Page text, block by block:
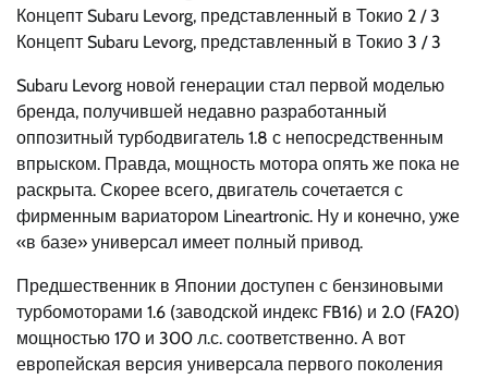
Концепт Subaru Levorg, представленный в Токио 2 / 3
Концепт Subaru Levorg, представленный в Токио 3 / 3
Subaru Levorg новой генерации стал первой моделью
бренда, получившей недавно разработанный
оппозитный турбодвигатель 1.8 с непосредственным
впрыском. Правда, мощность мотора опять же пока не
раскрыта. Скорее всего, двигатель сочетается с
фирменным вариатором Lineartronic. Ну и конечно, уже
«в базе» универсал имеет полный привод.
Предшественник в Японии доступен с бензиновыми
турбомоторами 1.6 (заводской индекс FB16) и 2.0 (FA20)
мощностью 170 и 300 л.с. соответственно. А вот
европейская версия универсала первого поколения